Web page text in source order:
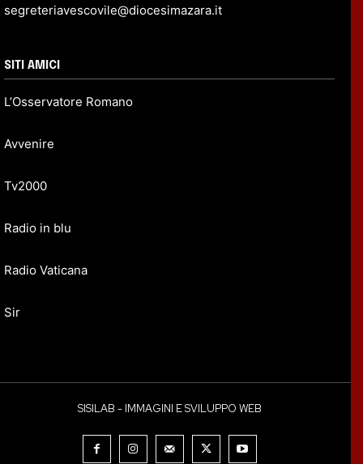
segreteriavescovile@diocesimazara.it
SITI AMICI
L’Osservatore Romano
Avvenire
Tv2000
Radio in blu
Radio Vaticana
Sir
SISILAB - IMMAGINI E SVILUPPO WEB